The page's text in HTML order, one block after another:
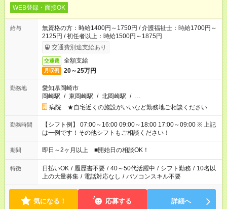
WEB登録・面接OK
給与
無資格の方：時給1400円～1750円 / 介護福祉士：時給1700円～
2125円 / 初任者以上：時給1500円～1875円
交通費別途支給あり
交通費 全額支給
月収例 20～25万円
勤務地
愛知県岡崎市
岡崎駅 / 東岡崎駅 / 北岡崎駅 / …
病院 ★自宅近くの施設がいいなど勤務地ご相談ください
勤務時間
【シフト例】 07:00～16:00 09:00～18:00 17:00～09:00 ※ 上記
は一例です！その他シフトもご相談ください！
期間 即日～2ヶ月以上 ■開始日の相談OK！
特徴 日払いOK / 履歴書不要 / 40～50代活躍中 / シフト勤務 / 10名以
上の大量募集 / 電話対応なし / パソコンスキル不要
気になる！ 応募する 詳細へ